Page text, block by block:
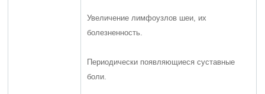
Увеличение лимфоузлов шеи, их
болезненность.
Периодически появляющиеся суставные
боли.